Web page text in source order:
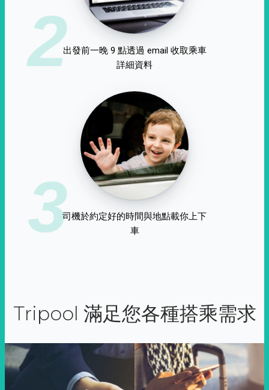
2出發前一晚 9 點透過 email 收取乘車
詳細資料
3司機於約定好的時間與地點載你上下
車
Tripool 滿足您各種搭乘需求